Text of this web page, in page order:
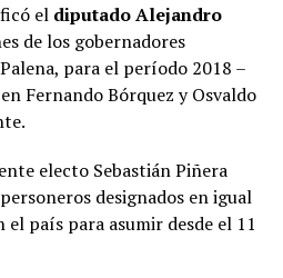
el diputado Alejandro
de los gobernadores
para el período 2018 –
Fernando Bórquez y Osvaldo
electo Sebastián Piñera
designados en igual
país para asumir desde el 11